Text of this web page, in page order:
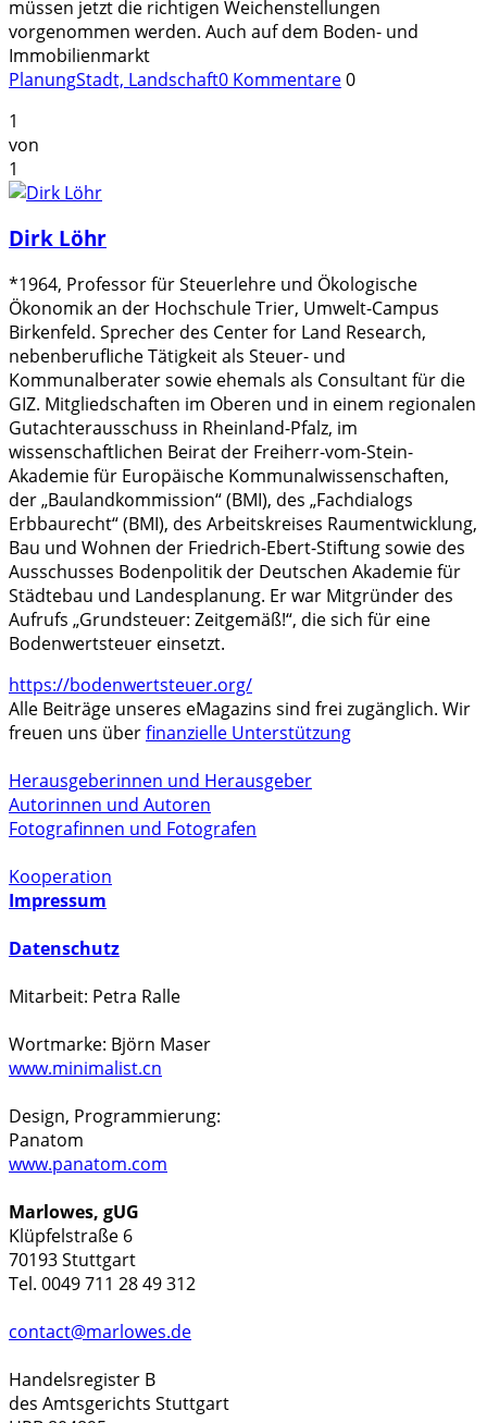
müssen jetzt die richtigen Weichenstellungen
vorgenommen werden. Auch auf dem Boden- und
Immobilienmarkt
PlanungStadt, Landschaft0 Kommentare0
1
von
1
Dirk Löhr
*1964, Professor für Steuerlehre und Ökologische
Ökonomik an der Hochschule Trier, Umwelt-Campus
Birkenfeld. Sprecher des Center for Land Research,
nebenberufliche Tätigkeit als Steuer- und
Kommunalberater sowie ehemals als Consultant für die
GIZ. Mitgliedschaften im Oberen und in einem regionalen
Gutachterausschuss in Rheinland-Pfalz, im
wissenschaftlichen Beirat der Freiherr-vom-Stein-
Akademie für Europäische Kommunalwissenschaften,
der „Baulandkommission“ (BMI), des „Fachdialogs
Erbbaurecht“ (BMI), des Arbeitskreises Raumentwicklung,
Bau und Wohnen der Friedrich-Ebert-Stiftung sowie des
Ausschusses Bodenpolitik der Deutschen Akademie für
Städtebau und Landesplanung. Er war Mitgründer des
Aufrufs „Grundsteuer: Zeitgemäß!“, die sich für eine
Bodenwertsteuer einsetzt.
https://bodenwertsteuer.org/
Alle Beiträge unseres eMagazins sind frei zugänglich. Wir
freuen uns überfinanzielle Unterstützung
Herausgeberinnen und Herausgeber
Autorinnen und Autoren
Fotografinnen und Fotografen
Kooperation
Impressum
Datenschutz
Mitarbeit: Petra Ralle
Wortmarke: Björn Maser
www.minimalist.cn
Design, Programmierung:
Panatom
www.panatom.com
Marlowes, gUG
Klüpfelstraße 6
70193 Stuttgart
Tel. 0049 711 28 49 312
contact@marlowes.de
Handelsregister B
des Amtsgerichts Stuttgart